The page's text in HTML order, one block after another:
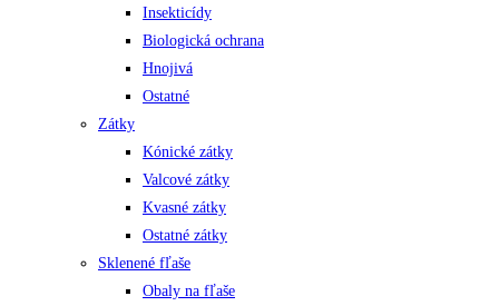
Insekticídy
Biologická ochrana
Hnojivá
Ostatné
Zátky
Kónické zátky
Valcové zátky
Kvasné zátky
Ostatné zátky
Sklenené fľaše
Obaly na fľaše